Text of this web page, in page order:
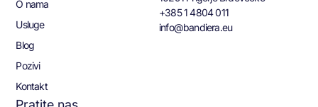
O nama
Usluge
Blog
Pozivi
Kontakt
+385 1 4804 011
info@bandiera.eu